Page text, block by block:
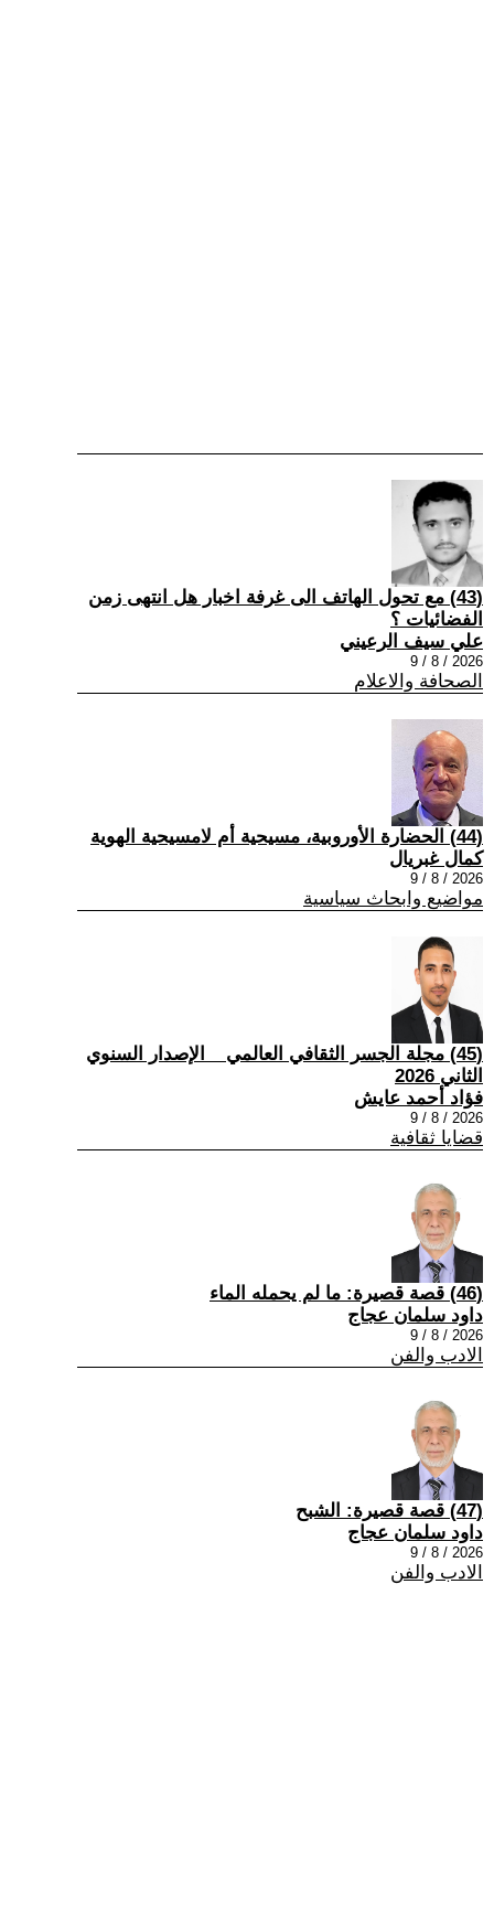
(43) مع تحول الهاتف الى غرفة اخبار هل انتهى زمن
الفضائيات ؟
علي سيف الرعيني
2026 / 8 / 9
الصحافة والاعلام
(44) الحضارة الأوروبية، مسيحية أم لامسيحية الهوية
كمال غبريال
2026 / 8 / 9
مواضيع وابحاث سياسية
(45) مجلة الجسر الثقافي العالمي _ الإصدار السنوي
الثاني 2026
فؤاد أحمد عايش
2026 / 8 / 9
قضايا ثقافية
(46) قصة قصيرة: ما لم يحمله الماء
داود سلمان عجاج
2026 / 8 / 9
الادب والفن
(47) قصة قصيرة: الشبح
داود سلمان عجاج
2026 / 8 / 9
الادب والفن